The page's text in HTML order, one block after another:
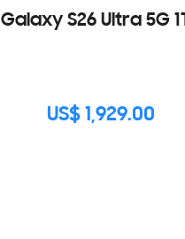
Galaxy S26 Ultra 5G
US$ 1,929.00